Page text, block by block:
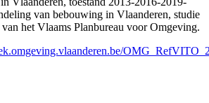
van bebouwing in Vlaanderen, studie
het Vlaams Planbureau voor Omgeving.